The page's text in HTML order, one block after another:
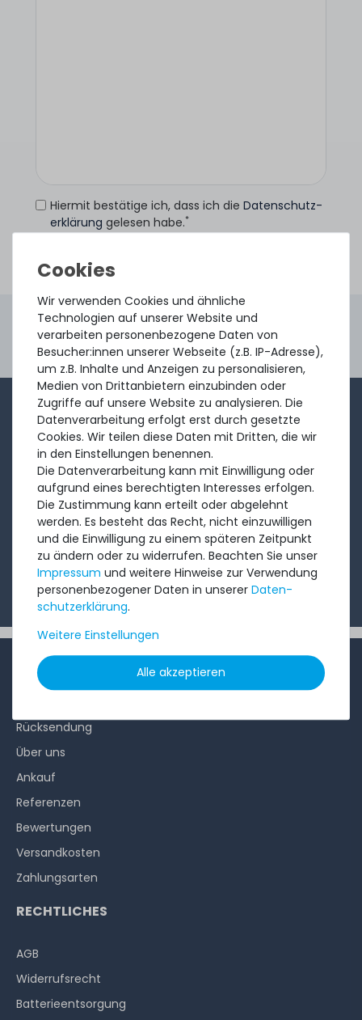
Hiermit bestätige ich, dass ich die Daten­schutz­
erklärung gelesen habe.*
4.96 /5.00aus8.500Bewertungen
Gebraucht. Geprüft. Geliefert.
1-2x im Monat sendet André aus dem Vertriebsteam
eine kurze, knackige Mail mit Angeboten, neu
eingetroffenen Produkten und Informationen, die Sie
interessieren könnten. Probieren Sie's!
Abonnieren
Ich möchte Ihren Newsletter erhalten und akzeptiere
dieDatenschutzerklärung.
Wir verwenden Cookies und ähnliche
Technologien auf unserer Website und
verarbeiten personenbezogene Daten von
Besucher:innen unserer Webseite (z.B. IP-Adresse),
um z.B. Inhalte und Anzeigen zu personalisieren,
Medien von Drittanbietern einzubinden oder
Zugriffe auf unsere Website zu analysieren. Die
Datenverarbeitung erfolgt erst durch gesetzte
Cookies. Wir teilen diese Daten mit Dritten, die wir
in den Einstellungen benennen.
Die Datenverarbeitung kann mit Einwilligung oder
aufgrund eines berechtigten Interesses erfolgen.
Die Zustimmung kann erteilt oder abgelehnt
werden. Es besteht das Recht, nicht einzuwilligen
und die Einwilligung zu einem späteren Zeitpunkt
zu ändern oder zu widerrufen. Beachten Sie unser
Impressum und weitere Hinweise zur Verwendung
personenbezogener Daten in unserer Daten­
schutz­erklärung.
Weitere Einstellungen
Alle akzeptieren
INFORMATIONEN
Rücksendung
Über uns
Ankauf
Referenzen
Bewertungen
Versandkosten
Zahlungsarten
RECHTLICHES
AGB
Widerrufs­recht
Batterieentsorgung